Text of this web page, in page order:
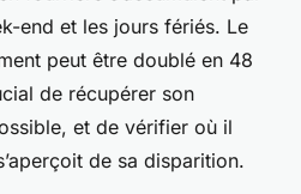
end et les jours fériés. Le
peut être doublé en 48
de récupérer son
et de vérifier où il
de sa disparition.